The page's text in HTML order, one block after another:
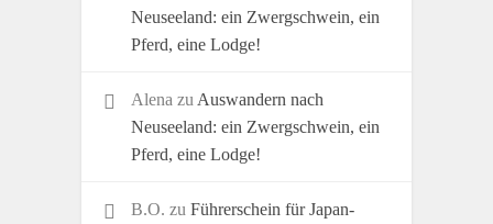
Neuseeland: ein Zwergschwein, ein
Pferd, eine Lodge!
Alena zu Auswandern nach
Neuseeland: ein Zwergschwein, ein
Pferd, eine Lodge!
B.O. zu Führerschein für Japan-